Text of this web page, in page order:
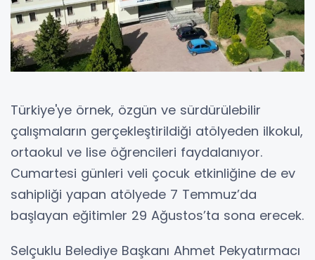
Türkiye'ye örnek, özgün ve sürdürülebilir
çalışmaların gerçekleştirildiği atölyeden ilkokul,
ortaokul ve lise öğrencileri faydalanıyor.
Cumartesi günleri veli çocuk etkinliğine de ev
sahipliği yapan atölyede 7 Temmuz’da
başlayan eğitimler 29 Ağustos’ta sona erecek.
Selçuklu Belediye Başkanı Ahmet Pekyatırmacı